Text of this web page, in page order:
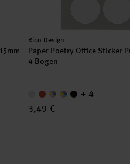
Hersteller:
Rico Design
Paper Poetry Office Sticker
4 Bogen
+ 4
3,49 €